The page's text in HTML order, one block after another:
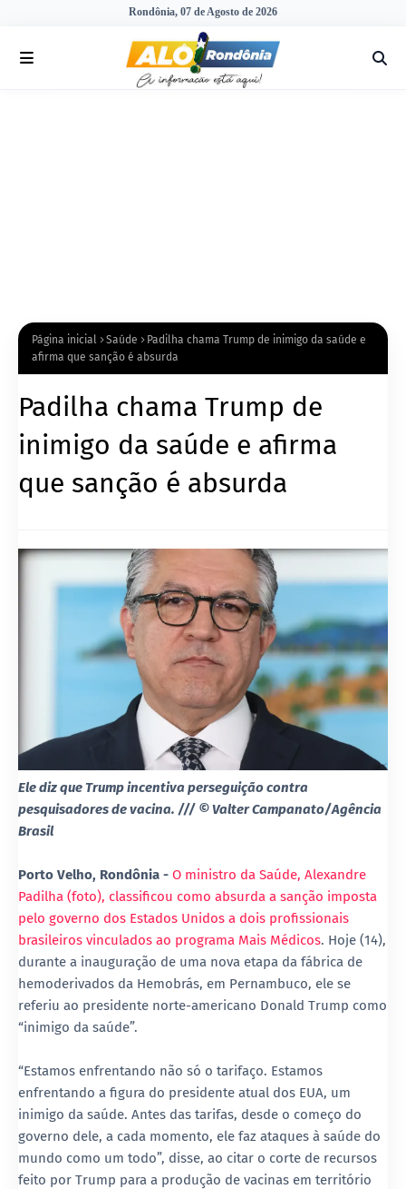
Rondônia, 07 de Agosto de 2026
Página inicial Saúde
Padilha chama Trump de inimigo da saúde e
afirma que sanção é absurda
Padilha chama Trump de
inimigo da saúde e afirma
que sanção é absurda
Ele diz que Trump incentiva perseguição contra
pesquisadores de vacina. /// © Valter Campanato/Agência
Brasil
Porto Velho, Rondônia - O ministro da Saúde, Alexandre
Padilha (foto), classificou como absurda a sanção imposta
pelo governo dos Estados Unidos a dois profissionais
brasileiros vinculados ao programa Mais Médicos. Hoje (14),
durante a inauguração de uma nova etapa da fábrica de
hemoderivados da Hemobrás, em Pernambuco, ele se
referiu ao presidente norte-americano Donald Trump como
“inimigo da saúde”.
“Estamos enfrentando não só o tarifaço. Estamos
enfrentando a figura do presidente atual dos EUA, um
inimigo da saúde. Antes das tarifas, desde o começo do
governo dele, a cada momento, ele faz ataques à saúde do
mundo como um todo”, disse, ao citar o corte de recursos
feito por Trump para a produção de vacinas em território